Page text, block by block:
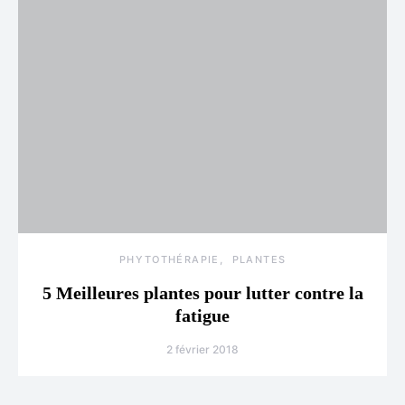
PHYTOTHÉRAPIE PLANTES
5 Meilleures plantes pour lutter contre la
fatigue
2 février 2018